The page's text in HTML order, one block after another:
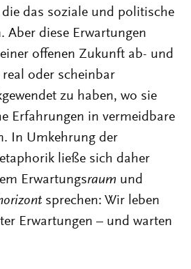
das soziale und politische
Aber diese Erwartungen
offenen Zukunft ab- und
oder scheinbar
zu haben, wo sie
Erfahrungen in vermeidbare
In Umkehrung der
ließe sich daher
Erwartungsraum und
sprechen: Wir leben
Erwartungen – und warten